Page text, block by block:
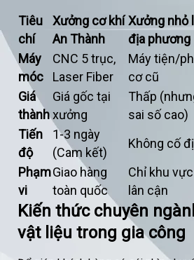
Tiêu
chí
Xưởng cơ khí
An Thành
Xưởng nhỏ
địa phương
Máy
móc
CNC 5 trục,
Laser Fiber
Máy tiện/
cơ cũ
Giá
thành
Giá gốc tại
xưởng
Thấp
sai số cao)
Tiến
độ
1-3 ngày
(Cam kết)
Không cố
Phạm
vi
Giao hàng
toàn quốc
Chỉ khu vực
lân cận
Kiến thức chuyên
vật liệu trong gia công